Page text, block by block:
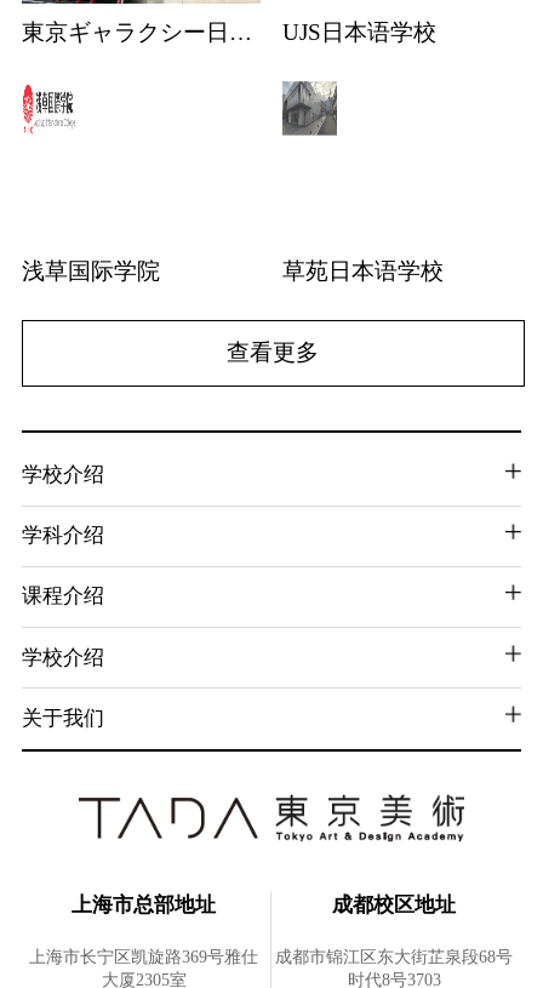
東京ギャラクシー日本語学校 UJS日本语学校
浅草国际学院 草苑日本语学校
查看更多
学校介绍
学科介绍
课程介绍
学校介绍
关于我们
上海市总部地址
上海市长宁区凯旋路369号雅仕
大厦2305室
成都校区地址
成都市锦江区东大街芷泉段68号
时代8号3703